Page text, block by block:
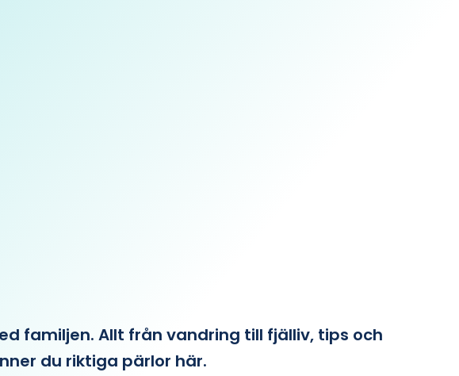
familjen. Allt från vandring till fjälliv, tips och
du riktiga pärlor här.